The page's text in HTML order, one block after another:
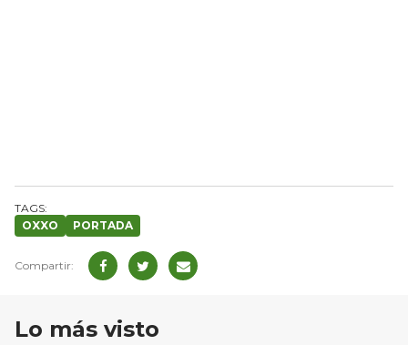
OXXO PORTADA
Lo más visto